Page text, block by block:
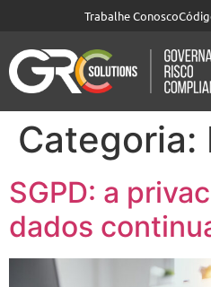
Trabalhe Conosco
Categoria:
SGPD: a
dados